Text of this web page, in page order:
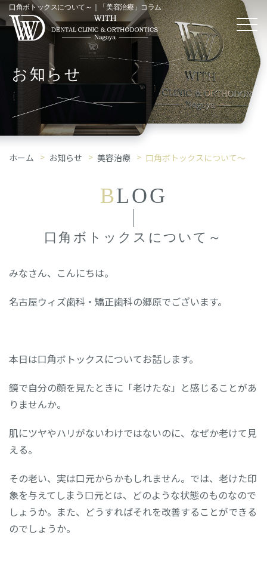
口角ボトックスについて～｜「美容治療」コラム
お知らせ
ホーム お知らせ 美容治療 口角ボトックスについて～
BLOG
口角ボトックスについて～
みなさん、こんにちは。
名古屋ウィズ歯科・矯正歯科の郷原でございます。
本日は口角ボトックスについてお話します。
鏡で自分の顔を見たときに「老けたな」と感じることがあ
りませんか。
肌にツヤやハリがないわけではないのに、なぜか老けて見
える。
その老い、実は口元からかもしれません。では、老けた印
象を与えてしまう口元とは、どのような状態のものなので
しょうか。また、どうすればそれを改善することができる
のでしょうか。